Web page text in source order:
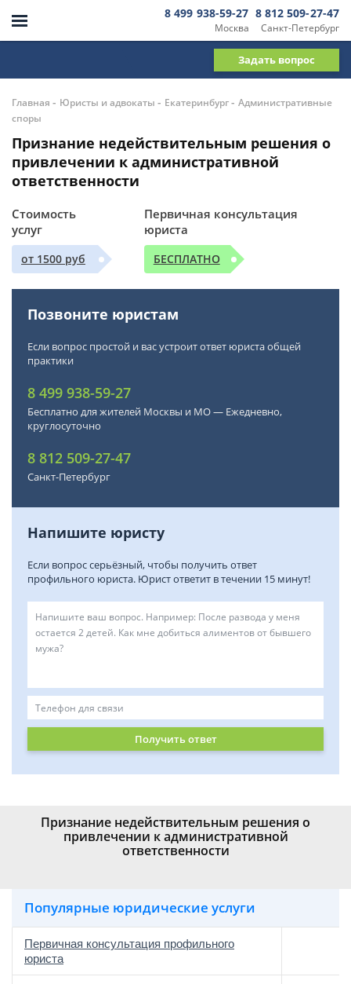
Москва
8 499 938-59-27
Санкт-Петербург
8 812 509-27-47
Задать вопрос
Главная - Юристы и адвокаты - Екатеринбург- Административные
споры
Признание недействительным решения о
привлечении к административной
ответственности
Стоимость
услуг
от 1500 руб
Первичная консультация
юриста
БЕСПЛАТНО
Позвоните юристам
Если вопрос простой и вас устроит ответ юриста общей
практики
8 499 938-59-27
Бесплатно для жителей Москвы и МО — Ежедневно,
круглосуточно
8 812 509-27-47
Санкт-Петербург
Напишите юристу
Если вопрос серьёзный, чтобы получить ответ
профильного юриста. Юрист ответит в течении 15 минут!
Получить ответ
Признание недействительным решения о
привлечении к административной
ответственности
Популярные юридические услуги
Первичная консультация профильного
юриста